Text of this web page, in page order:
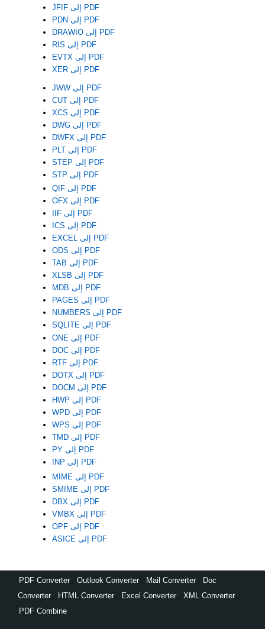
JFIF إلى PDF
PDN إلى PDF
DRAWIO إلى PDF
RIS إلى PDF
EVTX إلى PDF
XER إلى PDF
JWW إلى PDF
CUT إلى PDF
XCS إلى PDF
DWG إلى PDF
DWFX إلى PDF
PLT إلى PDF
STEP إلى PDF
STP إلى PDF
QIF إلى PDF
OFX إلى PDF
IIF إلى PDF
ICS إلى PDF
EXCEL إلى PDF
ODS إلى PDF
TAB إلى PDF
XLSB إلى PDF
MDB إلى PDF
PAGES إلى PDF
NUMBERS إلى PDF
SQLITE إلى PDF
ONE إلى PDF
DOC إلى PDF
RTF إلى PDF
DOTX إلى PDF
DOCM إلى PDF
HWP إلى PDF
WPD إلى PDF
WPS إلى PDF
TMD إلى PDF
PY إلى PDF
INP إلى PDF
MIME إلى PDF
SMIME إلى PDF
DBX إلى PDF
VMBX إلى PDF
OPF إلى PDF
ASICE إلى PDF
PDF Converter Outlook Converter Mail Converter
Doc
Converter
HTML Converter Excel Converter XML Converter
PDF Combine